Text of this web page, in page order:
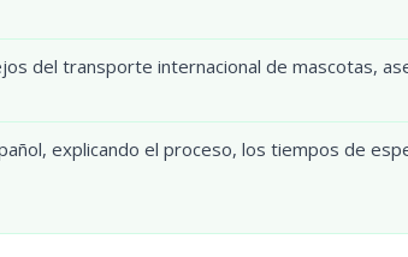
del transporte internacional de mascotas,
explicando el proceso, los tiempos de